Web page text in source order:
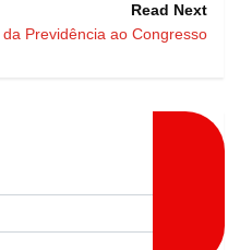
Read Next
Previdência ao Congresso